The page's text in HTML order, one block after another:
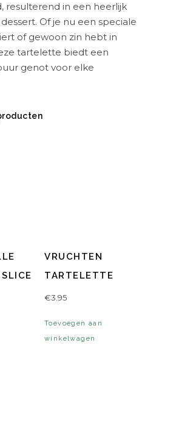
resulterend in een heerlijk
Of je nu een speciale
of gewoon zin hebt in
tartelette biedt een
genot voor elke
VRUCHTEN
TARTELETTE
€3.95
Toevoegen aan
winkelwagen